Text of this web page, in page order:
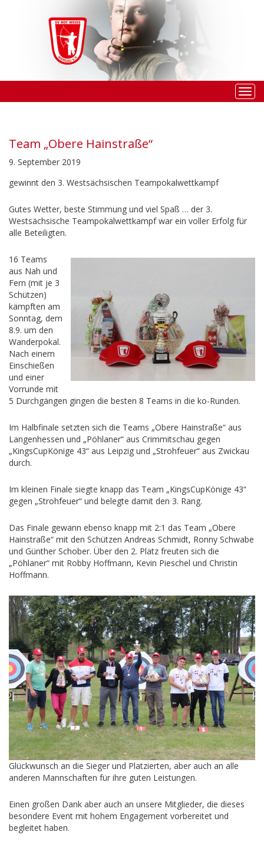
Team „Obere Hainstraße“
9. September 2019
gewinnt den 3. Westsächsischen Teampokalwettkampf
Gutes Wetter, beste Stimmung und viel Spaß … der 3.
Westsächsische Teampokalwettkampf war ein voller Erfolg für
alle Beteiligten.
16 Teams
aus Nah und
Fern (mit je 3
Schützen)
kämpften am
Sonntag, dem
8.9. um den
Wanderpokal.
Nach einem
Einschießen
und einer
Vorrunde mit
5 Durchgängen gingen die besten 8 Teams in die ko-Runden.
Im Halbfinale setzten sich die Teams „Obere Hainstraße“ aus
Langenhessen und „Pöhlaner“ aus Crimmitschau gegen
„KingsCupKönige 43“ aus Leipzig und „Strohfeuer“ aus Zwickau
durch.
Im kleinen Finale siegte knapp das Team „KingsCupKönige 43“
gegen „Strohfeuer“ und belegte damit den 3. Rang.
Das Finale gewann ebenso knapp mit 2:1 das Team „Obere
Hainstraße“ mit den Schützen Andreas Schmidt, Ronny Schwabe
und Günther Schober. Über den 2. Platz freuten sich die
„Pöhlaner“ mit Robby Hoffmann, Kevin Pieschel und Christin
Hoffmann.
Glückwunsch an die Sieger und Platzierten, aber auch an alle
anderen Mannschaften für ihre guten Leistungen.
Einen großen Dank aber auch an unsere Mitglieder, die dieses
besondere Event mit hohem Engagement vorbereitet und
begleitet haben.